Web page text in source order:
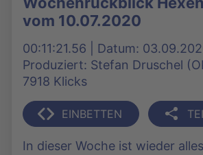
vom 10.07.2020
00:11:21.56 | Datum:
Produziert: Stefan Druschel
7918 Klicks
EINBETTEN
In dieser Woche ist wieder